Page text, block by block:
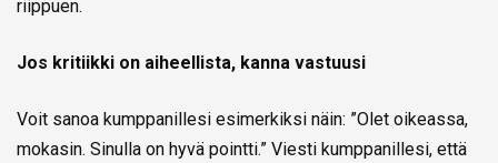
riippuen.
Jos kritiikki on aiheellista, kanna vastuusi
Voit sanoa kumppanillesi esimerkiksi näin: ”Olet oikeassa,
mokasin. Sinulla on hyvä pointti.” Viesti kumppanillesi, että